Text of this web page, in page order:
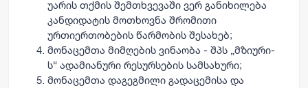
უარის თქმის შემთხვევაში ვერ განიხილება
კანდიდატის მოთხოვნა შრომითი
ურთიერთობების წარმობის შესახებ;
მონაცემთა მიმღების ვინაობა - შპს „მზიური-
ს“ ადამიანური რესურსების სამსახური;
მონაცემთა დაგეგმილი გადაცემისა და